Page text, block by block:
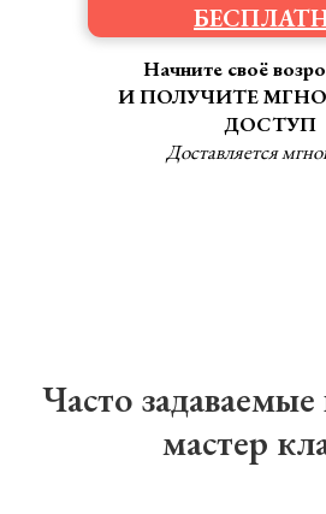
Начните своё
И ПОЛУЧИТЕ
ДОСТУП
Доставляется
Часто
мастер